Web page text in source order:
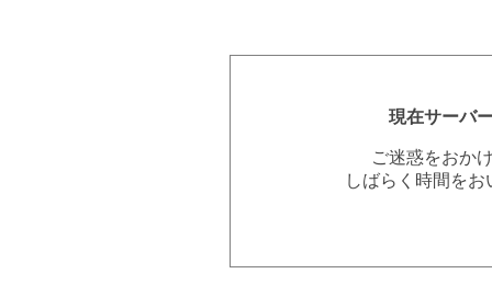
現在サーバ
ご迷惑をおか
しばらく時間を